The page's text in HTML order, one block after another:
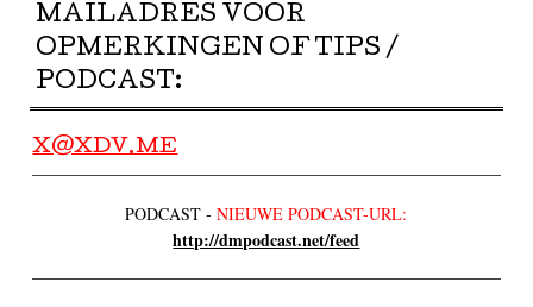
MAILADRES VOOR
OPMERKINGEN OF TIPS /
PODCAST:
X@XDV.ME
PODCAST -NIEUWE PODCAST-URL:
http://dmpodcast.net/feed